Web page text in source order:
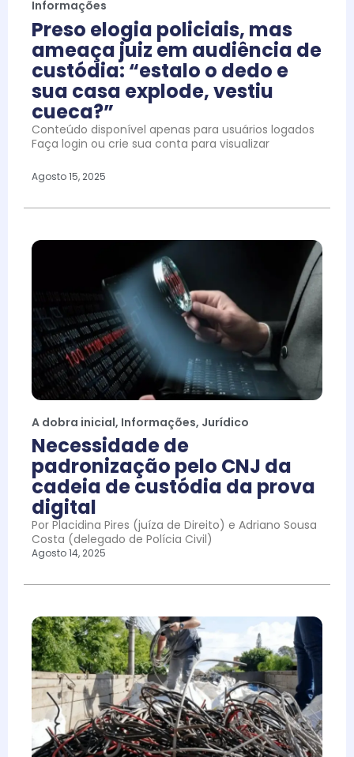
Informações
Preso elogia policiais, mas
ameaça juiz em audiência de
custódia: “estalo o dedo e
sua casa explode, vestiu
cueca?”
Conteúdo disponível apenas para usuários logados
Faça login ou crie sua conta para visualizar
Agosto 15, 2025
A dobra inicial, Informações, Jurídico
Necessidade de
padronização pelo CNJ da
cadeia de custódia da prova
digital
Por Placidina Pires (juíza de Direito) e Adriano Sousa
Costa (delegado de Polícia Civil)
Agosto 14, 2025